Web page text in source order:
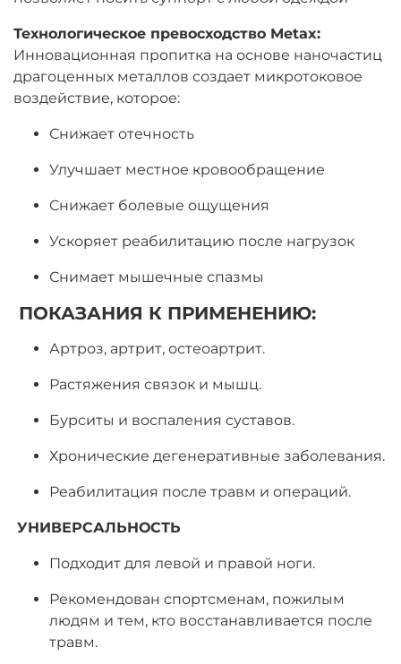
Технологическое превосходство Metax:
Инновационная пропитка на основе наночастиц
драгоценных металлов создает микротоковое
воздействие, которое:
Снижает отечность
Улучшает местное кровообращение
Снижает болевые ощущения
Ускоряет реабилитацию после нагрузок
Снимает мышечные спазмы
ПОКАЗАНИЯ К ПРИМЕНЕНИЮ:
Артроз, артрит, остеоартрит.
Растяжения связок и мышц.
Бурситы и воспаления суставов.
Хронические дегенеративные заболевания.
Реабилитация после травм и операций.
УНИВЕРСАЛЬНОСТЬ
Подходит для левой и правой ноги.
Рекомендован спортсменам, пожилым
людям и тем, кто восстанавливается после
травм.